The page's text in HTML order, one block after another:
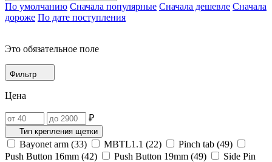
По умолчанию Сначала популярные Сначала дешевле Сначала
дороже По дате поступления
Это обязательное поле
Фильтр
Цена
₽
Тип крепления щетки
Bayonet arm (33) MBTL1.1‎ (22) Pinch tab (49)
Push Button 16mm (42) Push Button 19mm (49)
Side Pin